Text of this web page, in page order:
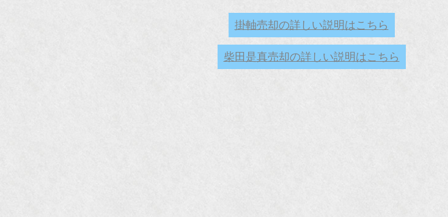
掛軸売却の詳しい説明はこちら
柴田是真売却の詳しい説明はこちら